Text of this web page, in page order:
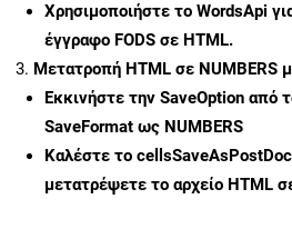
Χρησιμοποιήστε το WordsApi
έγγραφο FODS σε HTML.
Μετατροπή HTML σε NUMBERS
Εκκινήστε την SaveOption από
SaveFormat ως NUMBERS
Καλέστε το
μετατρέψετε το αρχείο HTML